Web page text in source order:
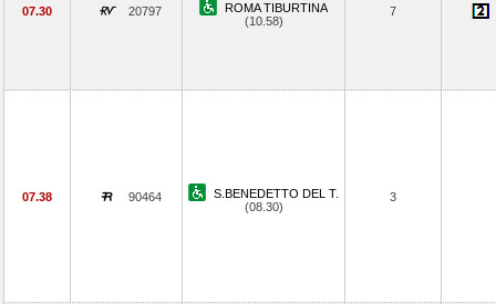
07.30 20797
ROMA TIBURTINA
(10.58)
7
07.38 90464
S.BENEDETTO DEL T.
(08.30)
3